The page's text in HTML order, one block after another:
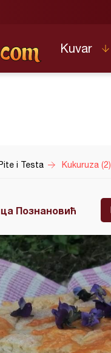
Kuvar
Pite i Testa Kukuruza (2)
Познановић